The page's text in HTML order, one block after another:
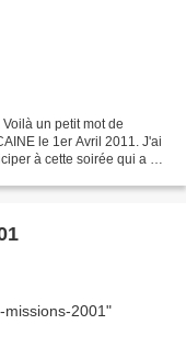
un petit mot de
le 1er Avril 2011. J'ai
à cette soirée qui a été